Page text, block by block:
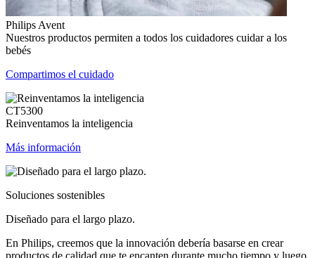
Philips Avent
Nuestros productos permiten a todos los cuidadores cuidar a los
bebés
Compartimos el cuidado
CT5300
Reinventamos la inteligencia
Más información
Soluciones sostenibles
Diseñado para el largo plazo.
En Philips, creemos que la innovación debería basarse en crear
productos de calidad que te encanten durante mucho tiempo y luego